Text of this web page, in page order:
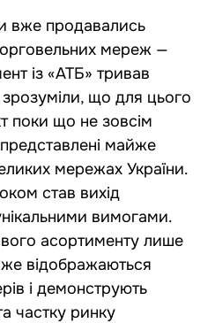
вже продавались
мереж —
із «АТБ» тривав
що для цього
поки що не зовсім
майже
мережах України.
став вихід
вимогами.
асортименту лише
відображаються
і демонструють
частку ринку